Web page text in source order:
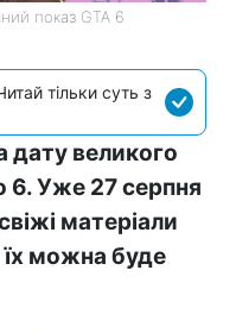
показ GTA 6
тільки суть з
дату великого
6. Уже 27 серпня
матеріали
їх можна буде